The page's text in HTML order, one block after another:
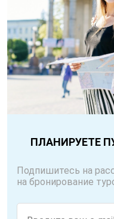
ПЛАНИРУЕТЕ
Подпишитесь на
на бронирование